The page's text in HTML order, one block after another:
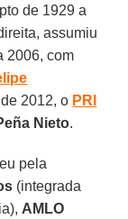
de 1929 a
assumiu
2006, com
2012, o PRI
Nieto.
pela
(integrada
AMLO